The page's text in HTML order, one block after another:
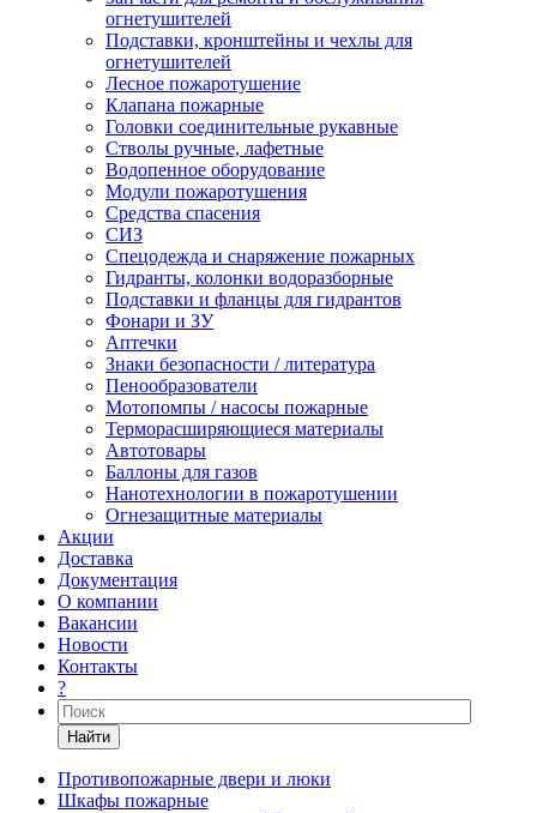
огнетушителей
Подставки, кронштейны и чехлы для
огнетушителей
Лесное пожаротушение
Клапана пожарные
Головки соединительные рукавные
Стволы ручные, лафетные
Водопенное оборудование
Модули пожаротушения
Средства спасения
СИЗ
Спецодежда и снаряжение пожарных
Гидранты, колонки водоразборные
Подставки и фланцы для гидрантов
Фонари и ЗУ
Аптечки
Знаки безопасности / литература
Пенообразователи
Мотопомпы / насосы пожарные
Терморасширяющиеся материалы
Автотовары
Баллоны для газов
Нанотехнологии в пожаротушении
Огнезащитные материалы
Акции
Доставка
Документация
О компании
Вакансии
Новости
Контакты
?
Найти
Противопожарные двери и люки
Шкафы пожарные